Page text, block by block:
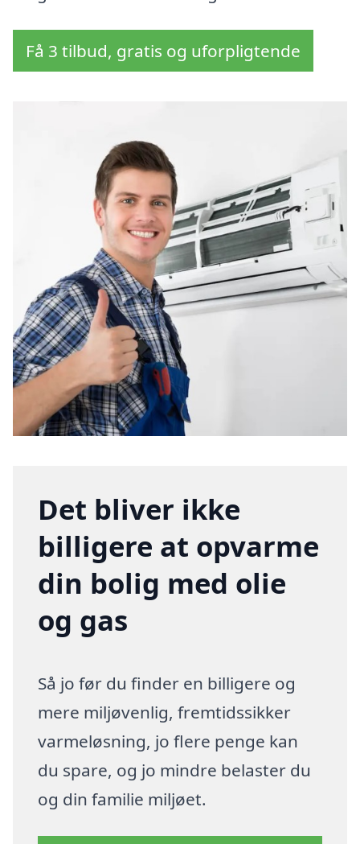
Få 3 tilbud, gratis og uforpligtende
Det bliver ikke
billigere at opvarme
din bolig med olie
og gas
Så jo før du finder en billigere og
mere miljøvenlig, fremtidssikker
varmeløsning, jo flere penge kan
du spare, og jo mindre belaster du
og din familie miljøet.